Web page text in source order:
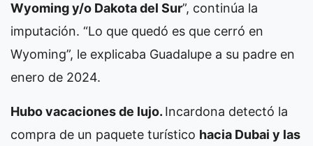
Wyoming y/o Dakota del Sur”, continúa la
imputación. “Lo que quedó es que cerró en
Wyoming”, le explicaba Guadalupe a su padre en
enero de 2024.
Hubo vacaciones de lujo. Incardona detectó la
compra de un paquete turístico hacia Dubai y las